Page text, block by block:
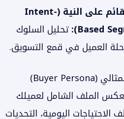
التقسيم القائم على النية (Intent-
Based تحليل السلوك
العميل في قمع التسويق.
الملف الشامل لعميلك
اليومية، التحديات